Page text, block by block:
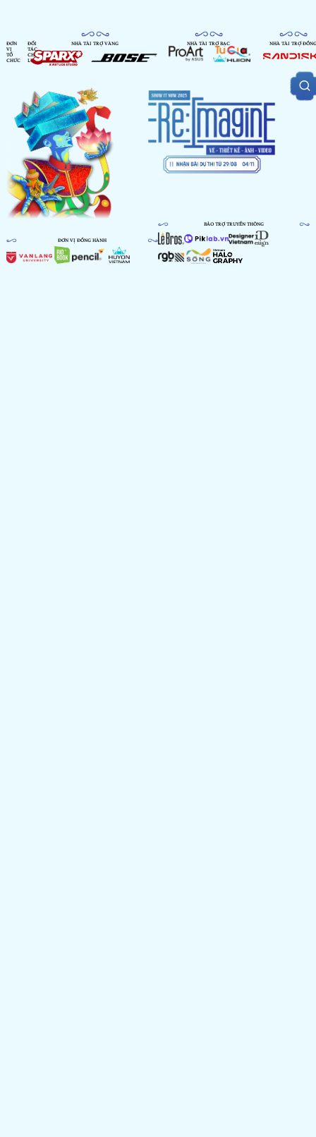
ĐƠN
VỊ
TỔ
CHỨC
ĐỐI
TÁC
CHIẾN
LƯỢC
NHÀ TÀI TRỢ VÀNG NHÀ TÀI TRỢ BẠC NHÀ TÀI TRỢ ĐỒNG
ĐƠN VỊ ĐỒNG HÀNH
BẢO TRỢ TRUYỀN THÔNG